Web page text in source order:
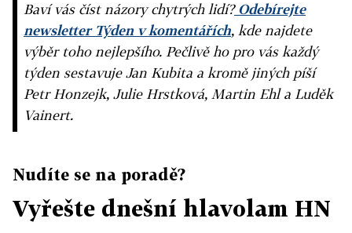
Baví vás číst názory chytrých lidí?Odebírejte
newsletter Týden v komentářích, kde najdete
výběr toho nejlepšího. Pečlivě ho pro vás každý
týden sestavuje Jan Kubita a kromě jiných píší
Petr Honzejk, Julie Hrstková, Martin Ehl a Luděk
Vainert.
Nudíte se na poradě?
Vyřešte dnešní hlavolam HN